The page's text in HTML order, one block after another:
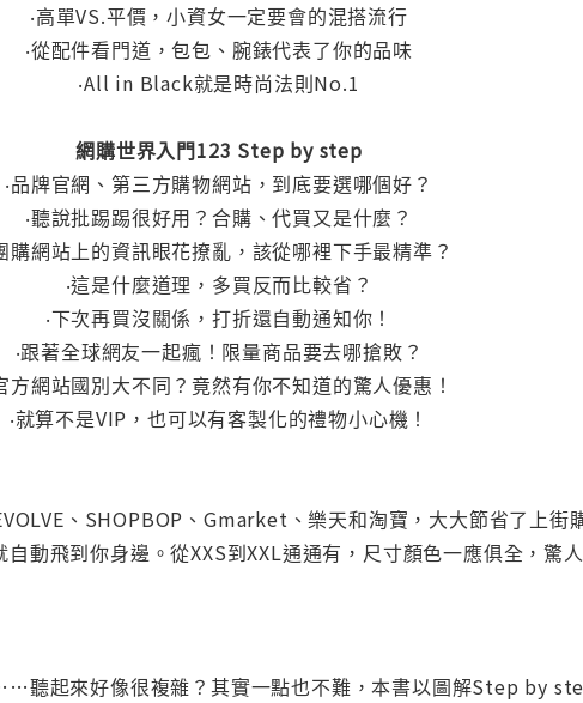
‧高單VS.平價，小資女一定要會的混搭流行
‧從配件看門道，包包、腕錶代表了你的品味
‧All in Black就是時尚法則No.1
網購世界入門123 Step by step
‧品牌官網、第三方購物網站，到底要選哪個好？
‧聽說批踢踢很好用？合購、代買又是什麼？
購網站上的資訊眼花撩亂，該從哪裡下手最精準？
‧這是什麼道理，多買反而比較省？
‧下次再買沒關係，打折還自動通知你！
‧跟著全球網友一起瘋！限量商品要去哪搶敗？
方網站國別大不同？竟然有你不知道的驚人優惠！
‧就算不是VIP，也可以有客製化的禮物小心機！
、SHOPBOP、Gmarket、樂天和淘寶，大大節省了上街
動飛到你身邊。從XXS到XXL通通有，尺寸顏色一應俱全，驚
聽起來好像很複雜？其實一點也不難，本書以圖解Step by